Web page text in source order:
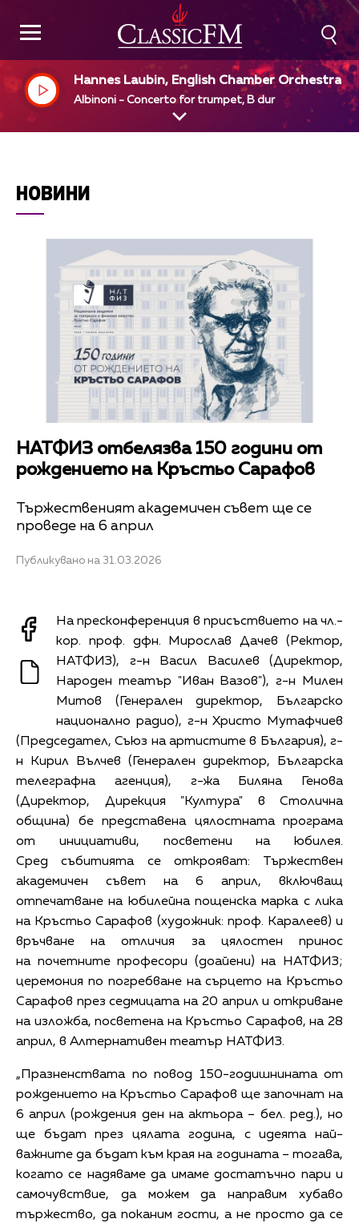
Hannes Laubin, English Chamber Orchestra, Si
mon Preston, dir
Albinoni - Concerto for trumpet, B dur
НОВИНИ
НАТФИЗ отбелязва 150 години от
рождението на Кръстьо Сарафов
Тържественият академичен съвет ще се
проведе на 6 април
Публикувано на 31.03.2026
На пресконференция в присъствието на чл.-
кор. проф. дфн. Мирослав Дачев (Ректор,
НАТФИЗ), г-н Васил Василев (Директор,
Народен театър "Иван Вазов"), г-н Милен
Митов (Генерален директор, Българско
национално радио), г-н Христо Мутафчиев
(Председател, Съюз на артистите в България), г-
н Кирил Вълчев (Генерален директор, Българска
телеграфна агенция), г-жа Биляна Генова
(Директор, Дирекция "Култура" в Столична
община) бе представена цялостната програма
от инициативи, посветени на юбилея.
Сред събитията се открояват: Тържествен
академичен съвет на 6 април, включващ
отпечатване на юбилейна пощенска марка с лика
на Кръстьо Сарафов (художник: проф. Каралеев) и
връчване на отличия за цялостен принос
на почетните професори (доайени) на НАТФИЗ;
церемония по погребване на сърцето на Кръстьо
Сарафов през седмицата на 20 април и откриване
на изложба, посветена на Кръстьо Сарафов, на 28
април, в Алтернативен театър НАТФИЗ.
„Празненствата по повод 150-годишнината от
рождението на Кръстьо Сарафов ще започнат на
6 април (рождения ден на актьора – бел. ред.), но
ще бъдат през цялата година, с идеята най-
важните да бъдат към края на годината – тогава,
когато се надяваме да имаме достатъчно пари и
самочувствие, да можем да направим хубаво
тържество, да поканим гости, а не просто да се